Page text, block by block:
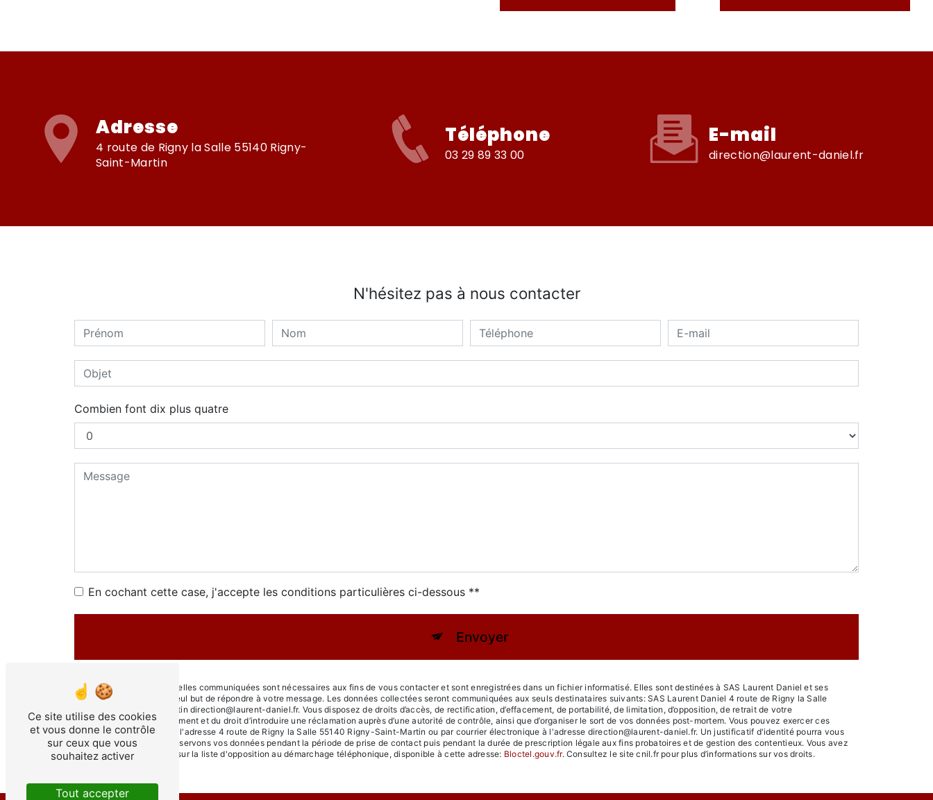
Adresse
4 route de Rigny la Salle 55140 Rigny-
Saint-Martin
Téléphone
03 29 89 33 00
E-mail
direction@laurent-daniel.fr
N'hésitez pas à nous contacter
Combien font dix plus quatre
En cochant cette case, j'accepte les conditions particulières ci-dessous **
Envoyer
** Les données personnelles communiquées sont nécessaires aux fins de vous contacter et sont enregistrées dans un fichier informatisé. Elles sont destinées à SAS Laurent Daniel et ses
sous-traitants dans le seul but de répondre à votre message. Les données collectées seront communiquées aux seuls destinataires suivants: SAS Laurent Daniel 4 route de Rigny la Salle
55140 Rigny-Saint-Martin direction@laurent-daniel.fr. Vous disposez de droits d’accès, de rectification, d’effacement, de portabilité, de limitation, d’opposition, de retrait de votre
consentement à tout moment et du droit d’introduire une réclamation auprès d’une autorité de contrôle, ainsi que d’organiser le sort de vos données post-mortem. Vous pouvez exercer ces
droits par voie postale à l'adresse 4 route de Rigny la Salle 55140 Rigny-Saint-Martin ou par courrier électronique à l'adresse direction@laurent-daniel.fr. Un justificatif d'identité pourra vous
être demandé. Nous conservons vos données pendant la période de prise de contact puis pendant la durée de prescription légale aux fins probatoires et de gestion des contentieux. Vous avez
le droit de vous inscrire sur la liste d'opposition au démarchage téléphonique, disponible à cette adresse: Bloctel.gouv.fr. Consultez le site cnil.fr pour plus d’informations sur vos droits.
Ce site utilise des cookies
et vous donne le contrôle
sur ceux que vous
souhaitez activer
Tout accepter